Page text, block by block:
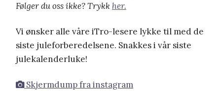
Følger du oss ikke? Trykk her.
Vi ønsker alle våre iTro-lesere lykke til med de
siste juleforberedelsene. Snakkes i vår siste
julekalenderluke!
Skjermdump fra instagram